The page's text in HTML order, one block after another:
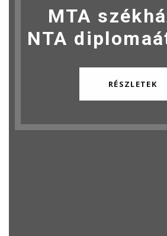
MTA
NTA
RÉSZLETEK